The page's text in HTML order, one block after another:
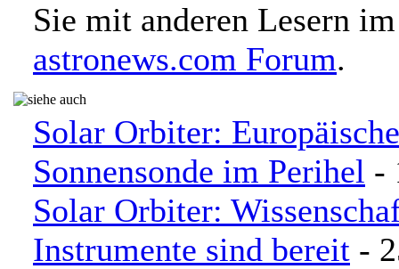
Sie mit anderen Lesern im
astronews.com Forum.
Solar Orbiter: Europäische
Sonnensonde im Perihel -
Solar Orbiter:
Instrumente sind bereit -